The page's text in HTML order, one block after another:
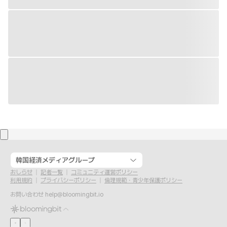
韓国経済メディアグループ
おしらせ 記者一覧
コミュニティ運営ポリシー
利用規約
プライバシーポリシー
倫理規範・青少年保護ポリシー
お問い合わせ help@bloomingbit.io